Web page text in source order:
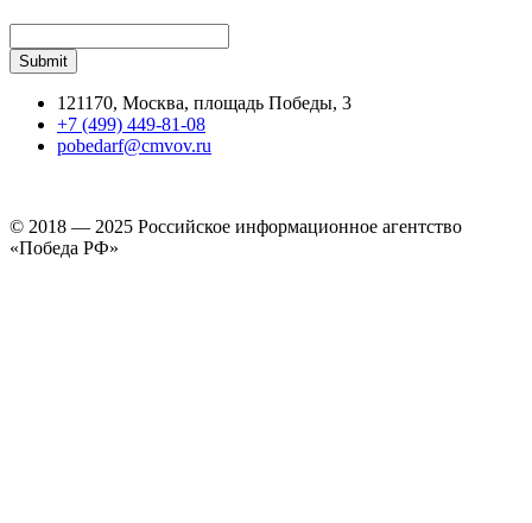
121170, Москва, площадь Победы, 3
+7 (499) 449-81-08
pobedarf@cmvov.ru
© 2018 — 2025 Российское информационное агентство
«Победа РФ»